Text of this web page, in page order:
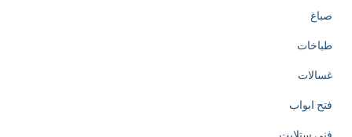
صباغ
طباخات
غسالات
فتح ابواب
فني ستلايت